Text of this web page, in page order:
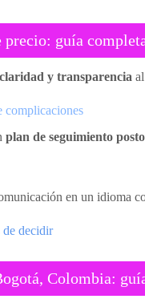
guía
y transparencia
complicaciones
plan de seguimiento
en un idioma
de decidir
Colombia: